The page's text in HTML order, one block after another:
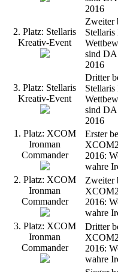
2016
2. Platz: Stellaris
Kreativ-Event
Zweiter
sind
2016
3. Platz: Stellaris
Kreativ-Event
Dritter
sind
2016
1. Platz: XCOM
Ironman
Commander
Erster
2016:
wahre
2. Platz: XCOM
Ironman
Commander
Zweiter
2016:
wahre
3. Platz: XCOM
Ironman
Commander
Dritter
2016:
wahre